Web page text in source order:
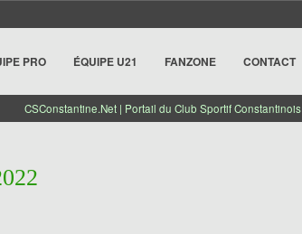
PRO ÉQUIPE U21 FANZONE CONTACT
CSConstantine.Net | Portail du Club Sportif Constantinois